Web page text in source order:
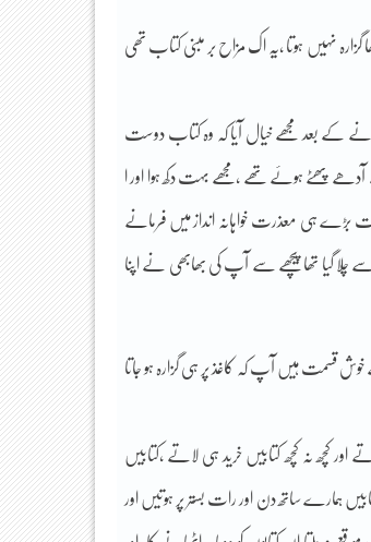
گزارہ نہیں ہوتا ،یہ اک مزاح بر مبنی کتاب تھی
کے بعد مجھے خیال آیا کہ وہ کتاب دوست
پھٹے ہوئے تھے ،مجھے بہت دکھ ہوا اور ا
ہی معذرت خواہانہ انداز میں فرمانے
چلا گیا تھا پیچھے سے آپ کی بھابھی نے اپنا
خوش قسمت ہیں آپ کہ کاغذ پر ہی گزارہ ہو جاتا
کچھ نہ کچھ کتابیں خرید ہی لاتے ،کتابیں
ہمارے ساتھ دن اور رات بستر پر ہوتیں اور